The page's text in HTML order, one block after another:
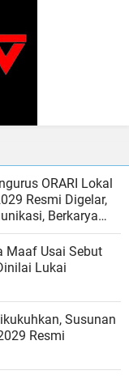
ORARI Lokal
Resmi Digelar,
Berkarya
Maaf Usai Sebut
Lukai
Susunan
Resmi